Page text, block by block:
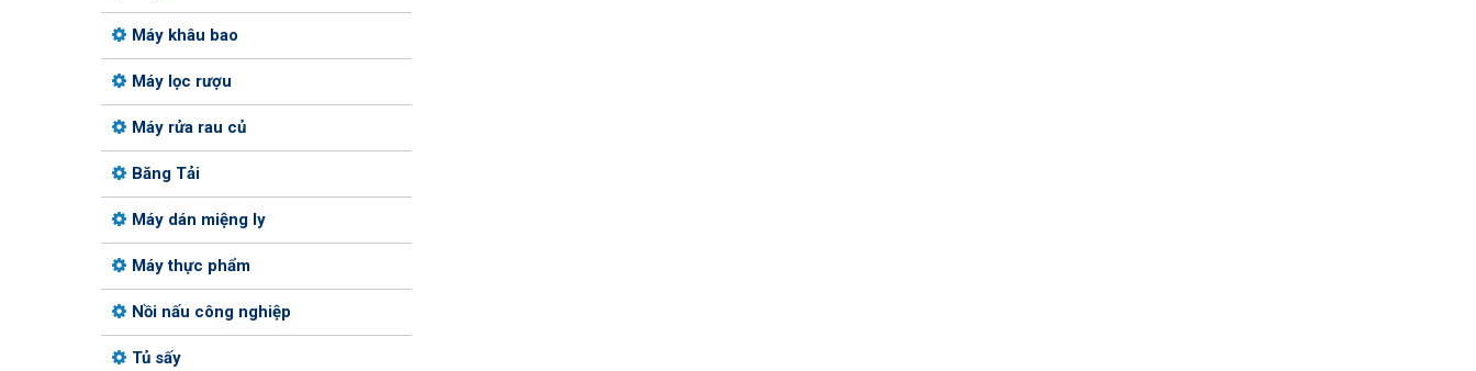
Máy khâu bao
Máy lọc rượu
Máy rửa rau củ
Băng Tải
Máy dán miệng ly
Máy thực phẩm
Nồi nấu công nghiệp
Tủ sấy